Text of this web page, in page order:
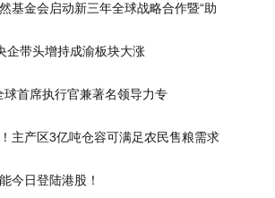
基金会启动新三年全球战略合作暨“助
企带头增持成渝板块大涨
首席执行官兼著名领导力专
主产区3亿吨仓容可满足农民售粮需求
今日登陆港股！